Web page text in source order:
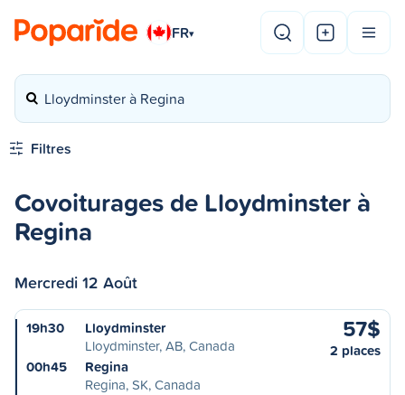
FR▾
Lloydminster à Regina
Filtres
Covoiturages de Lloydminster à
Regina
Mercredi 12 Août
19h30
Lloydminster
Lloydminster, AB, Canada
00h45
Regina
Regina, SK, Canada
57$
2 places